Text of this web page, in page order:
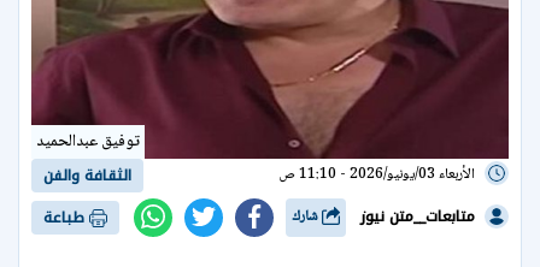
توفيق عبدالحميد
الأربعاء 03/يونيو/2026 - 11:10 ص
الثقافة والفن
متابعات__متن نيوز
طباعة